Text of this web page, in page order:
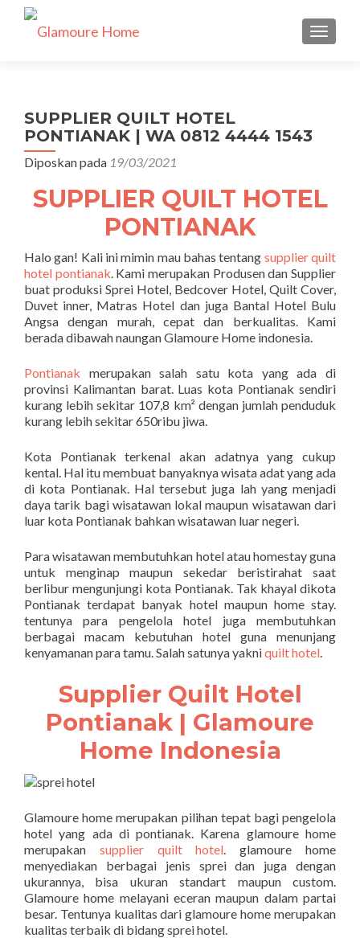
TUKAR
SUPPLIER QUILT HOTEL
PONTIANAK | WA 0812 4444 1543
Diposkan pada 19/03/2021
SUPPLIER QUILT HOTEL
PONTIANAK
Halo gan! Kali ini mimin mau bahas tentang supplier quilt
hotel pontianak. Kami merupakan Produsen dan Supplier
buat produksi Sprei Hotel, Bedcover Hotel, Quilt Cover,
Duvet inner, Matras Hotel dan juga Bantal Hotel Bulu
Angsa dengan murah, cepat dan berkualitas. Kami
berada dibawah naungan Glamoure Home indonesia.
Pontianak merupakan salah satu kota yang ada di
provinsi Kalimantan barat. Luas kota Pontianak sendiri
kurang lebih sekitar 107,8 km² dengan jumlah penduduk
kurang lebih sekitar 650ribu jiwa.
Kota Pontianak terkenal akan adatnya yang cukup
kental. Hal itu membuat banyaknya wisata adat yang ada
di kota Pontianak. Hal tersebut juga lah yang menjadi
daya tarik bagi wisatawan lokal maupun wisatawan dari
luar kota Pontianak bahkan wisatawan luar negeri.
Para wisatawan membutuhkan hotel atau homestay guna
untuk menginap maupun sekedar beristirahat saat
berlibur mengunjungi kota Pontianak. Tak khayal dikota
Pontianak terdapat banyak hotel maupun home stay.
tentunya para pengelola hotel juga membutuhkan
berbagai macam kebutuhan hotel guna menunjang
kenyamanan para tamu. Salah satunya yakniquilt hotel.
Supplier Quilt Hotel
Pontianak | Glamoure
Home Indonesia
Glamoure home merupakan pilihan tepat bagi pengelola
hotel yang ada di pontianak. Karena glamoure home
merupakan supplier quilt hotel. glamoure home
menyediakan berbagai jenis sprei dan juga dengan
ukurannya, bisa ukuran standart maupun custom.
Glamoure home melayani eceran maupun dalam partai
besar. Tentunya kualitas dari glamoure home merupakan
kualitas terbaik di bidang sprei hotel.